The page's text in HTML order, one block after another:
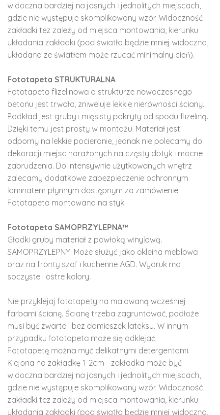
widoczna bardziej na jasnych i jednolitych miejscach,
gdzie nie występuje skomplikowany wzór. Widoczność
zakładki tez zależy od miejsca montowania, kierunku
układania zakładki (pod światło będzie mniej widoczna,
układana ze światłem może rzucać minimalny cień).
Fototapeta STRUKTURALNA
Fototapeta flizelinowa o strukturze nowoczesnego
betonu jest trwała, zniweluje lekkie nierówności ściany.
Podkład jest gruby i mięsisty pokryty od spodu flizeliną.
Dzięki temu jest prosty w montażu. Materiał jest
odporny na lekkie pocieranie, jednak nie polecamy do
dekoracji miejsc narażonych na częsty dotyk i mocne
zabrudzenia. Do intensywnie użytkowanych wnętrz
zalecamy dodatkowe zabezpieczenie ochronnym
laminatem płynnym dostępnym za zamówienie.
Fototapeta montowana na styk.
Fototapeta SAMOPRZYLEPNA™
Gładki gruby materiał z powłoką winylową.
SAMOPRZYLEPNY. Może służyć jako okleina meblowa
oraz na fronty szaf i kuchenne AGD. Wydruk ma
soczyste i ostre kolory.
Nie przyklejaj fototapety na malowaną wcześniej
farbami ścianę. Ścianę trzeba zagruntować, podłoże
musi być zwarte i bez domieszek lateksu. W innym
przypadku fototapeta może się odklejać.
Fototapetę można myć delikatnymi detergentami.
Klejona na zakładkę 1-2cm - zakładka może być
widoczna bardziej na jasnych i jednolitych miejscach,
gdzie nie występuje skomplikowany wzór. Widoczność
zakładki tez zależy od miejsca montowania, kierunku
układania zakładki (pod światło będzie mniej widoczna,